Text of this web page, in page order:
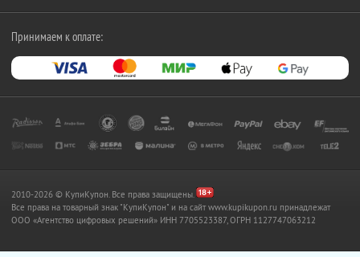
Принимаем к оплате:
2010-2026 © КупиКупон. Все права защищены.
Все права на товарный знак "КупиКупон" и на сайт www.kupikupon.ru принадлежат
OOO «Агентство цифровых решений» ИНН 7705523387, ОГРН 1127747063212